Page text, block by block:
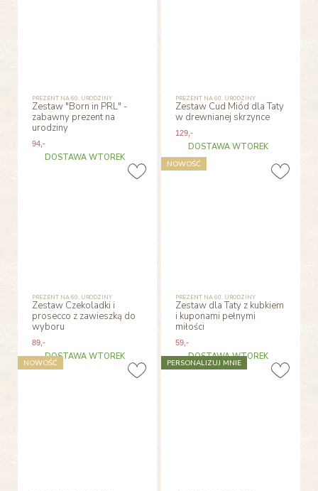
PREZENT NA 60. URODZINY
Zestaw "Born in PRL" -
zabawny prezent na
urodziny
94,-
DOSTAWA WTOREK
PREZENT NA 60. URODZINY
Zestaw Cud Miód dla Taty
w drewnianej skrzynce
129 ,-
DOSTAWA WTOREK
PREZENT NA 60. URODZINY
Zestaw Czekoladki i
prosecco z zawieszką do
wyboru
89,-
DOSTAWA WTOREK
PREZENT NA 60. URODZINY
Zestaw dla Taty z kubkiem
i kuponami pełnymi
miłości
59 ,-
DOSTAWA WTOREK
NOWOŚĆ
NOWOŚĆ PERSONALIZUJ MNIE